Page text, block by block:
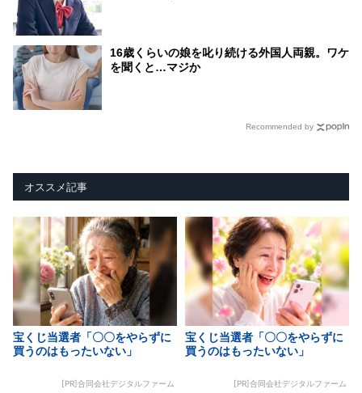
16歳くらいの娘を叱り続ける外国人両親。ワケ
を聞くと…マジか
Recommended by
オススメ記事
宝くじ当選者「〇〇をやらずに
買うのはもったいない」
[PR]合同会社デジタルファーム
宝くじ当選者「〇〇をやらずに
買うのはもったいない」
[PR]合同会社デジタルファーム